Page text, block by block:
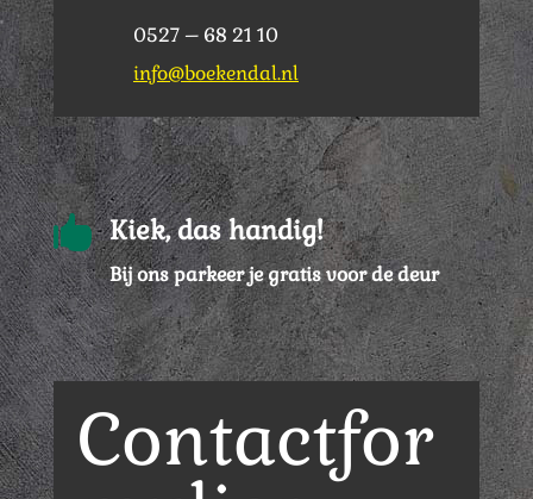
0527 – 68 21 10
info@boekendal.nl
 Kiek, das handig!
Bij ons parkeer je gratis voor de deur
Contactfor